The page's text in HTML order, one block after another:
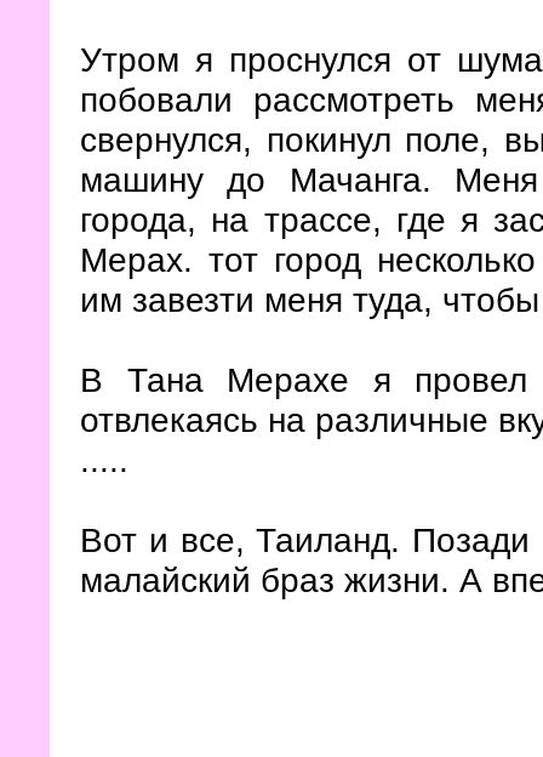
Утром я проснулся от
побовали рассмотреть
свернулся, покинул поле,
машину до Мачанга.
города, на трассе, где я
Мерах. тот город
им завезти меня туда,
В Тана Мерахе я провел
отвлекаясь на различные
.....
Вот и все, Таиланд.
малайский браз жизни. А